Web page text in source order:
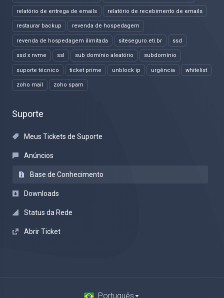
relatório de entrega de emails relatório de recebimento de emails
restaurar backup revenda de hospedagem
revenda de hospedagem ilimitada siteseguro.eti.br ssd
ssd x nvme ssl sub domínio aleatório subdomínio
suporte técnico ticket prime unblock ip urgência whitelist
zoho mail zoho spam
Suporte
Meus Tickets de Suporte
Anúncios
Base de Conhecimento
Downloads
Status da Rede
Abrir Ticket
Português